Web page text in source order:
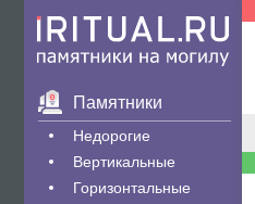
Памятники
Недорогие
Вертикальные
Горизонтальные